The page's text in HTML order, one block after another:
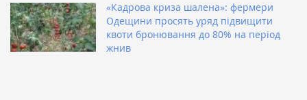
«Кадрова криза шалена»: фермери
Одещини просять уряд підвищити
квоти бронювання до 80% на період
жнив